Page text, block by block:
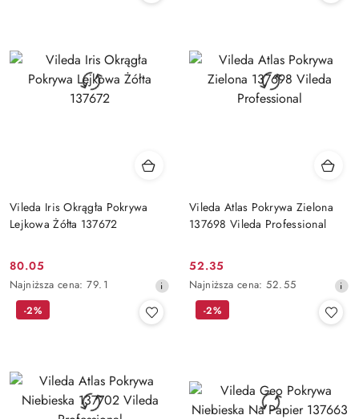
obniżką
obniżką
Vileda Iris Okrągła Pokrywa
Lejkowa Żółta 137672
Cena
promocyjna:
80.05
Najniższa
cena
obniżką
Najniższa cena: 79.1
Vileda Atlas Pokrywa Zielona
137698 Vileda Professional
Cena
promocyjna:
52.35
Najniższa
cena
Najniższa cena: 52.55
-2% -2%